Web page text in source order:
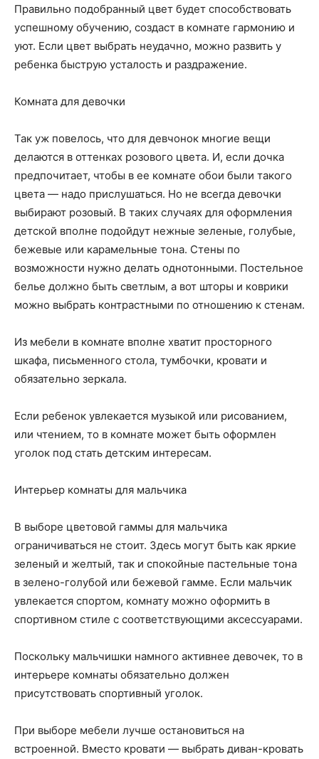
Правильно подобранный цвет будет способствовать
успешному обучению, создаст в комнате гармонию и
уют. Если цвет выбрать неудачно, можно развить у
ребенка быструю усталость и раздражение.
Комната для девочки
Так уж повелось, что для девчонок многие вещи
делаются в оттенках розового цвета. И, если дочка
предпочитает, чтобы в ее комнате обои были такого
цвета — надо прислушаться. Но не всегда девочки
выбирают розовый. В таких случаях для оформления
детской вполне подойдут нежные зеленые, голубые,
бежевые или карамельные тона. Стены по
возможности нужно делать однотонными. Постельное
белье должно быть светлым, а вот шторы и коврики
можно выбрать контрастными по отношению к стенам.
Из мебели в комнате вполне хватит просторного
шкафа, письменного стола, тумбочки, кровати и
обязательно зеркала.
Если ребенок увлекается музыкой или рисованием,
или чтением, то в комнате может быть оформлен
уголок под стать детским интересам.
Интерьер комнаты для мальчика
В выборе цветовой гаммы для мальчика
ограничиваться не стоит. Здесь могут быть как яркие
зеленый и желтый, так и спокойные пастельные тона
в зелено-голубой или бежевой гамме. Если мальчик
увлекается спортом, комнату можно оформить в
спортивном стиле с соответствующими аксессуарами.
Поскольку мальчишки намного активнее девочек, то в
интерьере комнаты обязательно должен
присутствовать спортивный уголок.
При выборе мебели лучше остановиться на
встроенной. Вместо кровати — выбрать диван-кровать